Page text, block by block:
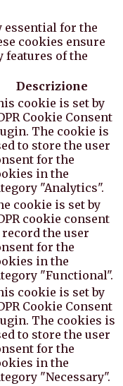
essential for the
cookies ensure
of the
Descrizione
cookie is set by
Cookie Consent
The cookie is
to store the user
for the
in the
"Analytics".
cookie is set by
cookie consent
the user
for the
in the
"Functional".
cookie is set by
Cookie Consent
The cookies is
to store the user
for the
in the
"Necessary".